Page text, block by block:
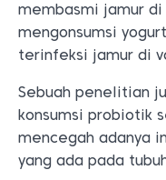
membasmi jamur di
mengonsumsi
terinfeksi jamur di
Sebuah penelitian
konsumsi probiotik
mencegah adanya
yang ada pada